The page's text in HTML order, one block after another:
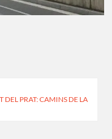
DEL PRAT: CAMINS DE LA